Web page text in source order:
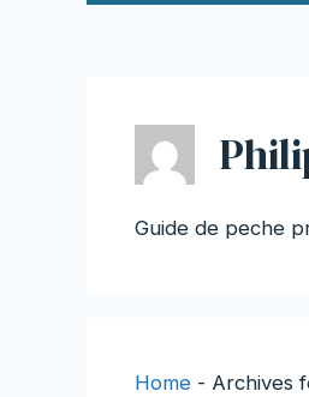
Guide de peche
Home - Archives